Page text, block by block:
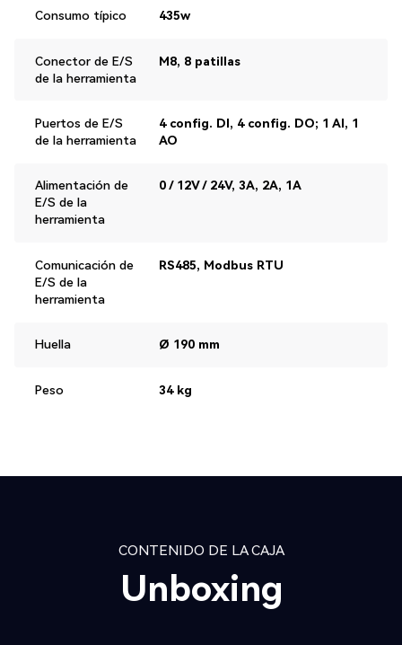
Consumo típico 435w
Conector de E/S
de la herramienta
M8, 8 patillas
Puertos de E/S
de la herramienta
4 config. DI, 4 config. DO; 1 AI, 1
AO
Alimentación de
E/S de la
herramienta
0 / 12V / 24V, 3A, 2A, 1A
Comunicación de
E/S de la
herramienta
RS485, Modbus RTU
Huella Ø 190 mm
Peso 34 kg
CONTENIDO DE LA CAJA
Unboxing